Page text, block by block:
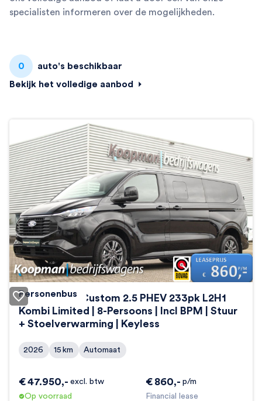
specialisten informeren over de mogelijkheden.
0
auto's beschikbaar
Bekijk het volledige aanbod
Personenbus
Ford Transit Custom 2.5 PHEV 233pk L2H1
Kombi Limited | 8-Persoons | Incl BPM | Stuur
+ Stoelverwarming | Keyless
2026 15 km Automaat
€ 860,- p/m
Financial lease
€47.950,- excl. btw
Op voorraad